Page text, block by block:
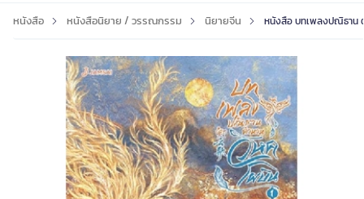
หนังสือ หนังสือนิยาย / วรรณกรรม นิยายจีน หนังสือ บทเพลงปณิธาน